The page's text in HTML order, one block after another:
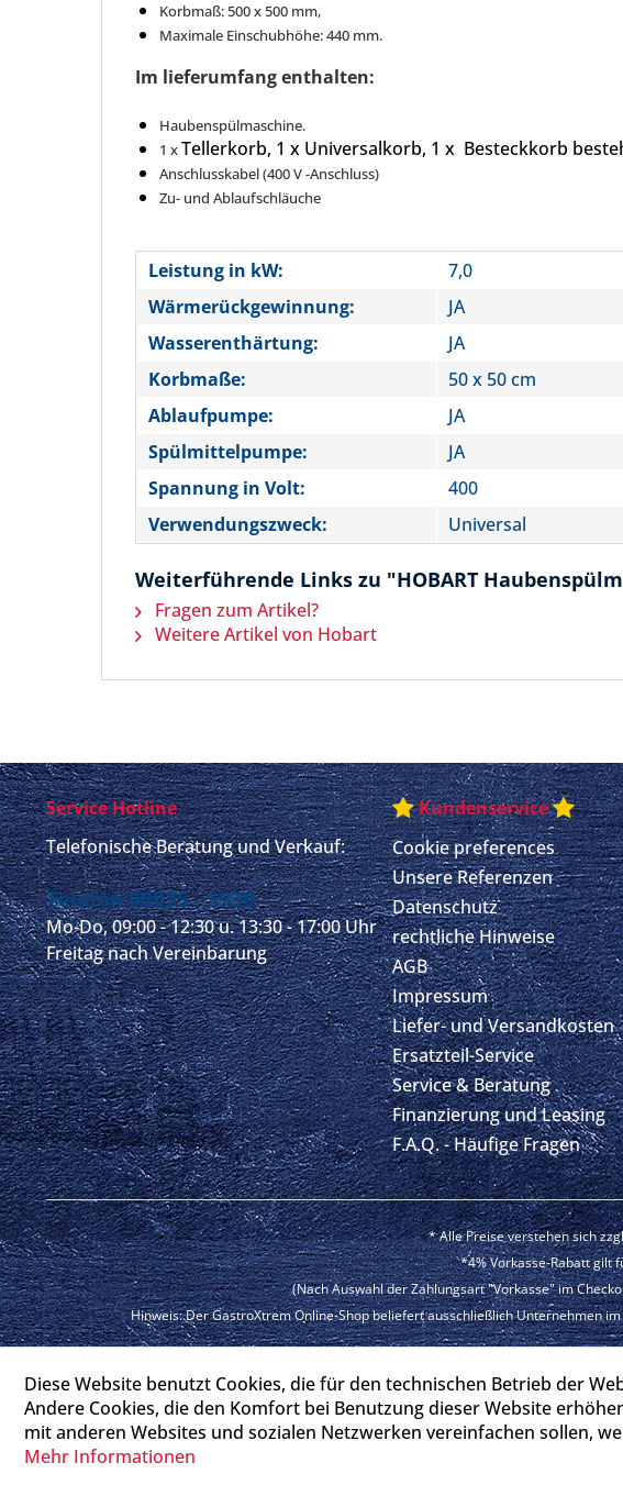
Korbmaß: 500 x 500 mm,
Maximale Einschubhöhe: 440 mm.
Im lieferumfang enthalten:
Haubenspülmaschine.
1 xTellerkorb, 1 x Universalkorb, 1 x Besteckkorb
Anschlusskabel (400 V -Anschluss)
Zu- und Ablaufschläuche
Leistung in kW:
7,0
Wärmerückgewinnung:
JA
Wasserenthärtung:
JA
Korbmaße:
50 x 50 cm
Ablaufpumpe:
JA
Spülmittelpumpe:
JA
Spannung in Volt:
400
Verwendungszweck:
Universal
Weiterführende Links zu "HOBART
Fragen zum Artikel?
Weitere Artikel von Hobart
Service Hotline
Telefonische Beratung und Verkauf:
Telefon 08035 - 5930
Mo-Do, 09:00 - 12:30 u. 13:30 - 17:00 Uhr
Freitag nach Vereinbarung
Kundenservice
Cookie preferences
Unsere Referenzen
Datenschutz
rechtliche Hinweise
AGB
Impressum
Liefer- und Versandkosten
Ersatzteil-Service
Service & Beratung
Finanzierung und Leasing
F.A.Q. - Häufige Fragen
* Alle Preise verstehen sich
*4% Vorkasse-Rabatt gilt
(Nach Auswahl der Zahlungsart "Vorkasse" im
Hinweis: Der GastroXtrem Online-Shop beliefert ausschließlich Unternehmen
TopDiese Website benutzt Cookies, die für den technischen Betrieb der
Andere Cookies, die den Komfort bei Benutzung dieser Website
mit anderen Websites und sozialen Netzwerken vereinfachen sollen,
Mehr Informationen